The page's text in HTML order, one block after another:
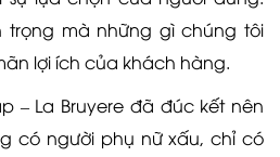
mà những gì chúng tôi
lợi ích của khách hàng.
– La Bruyere đã đúc kết nên
có người phụ nữ xấu, chỉ có